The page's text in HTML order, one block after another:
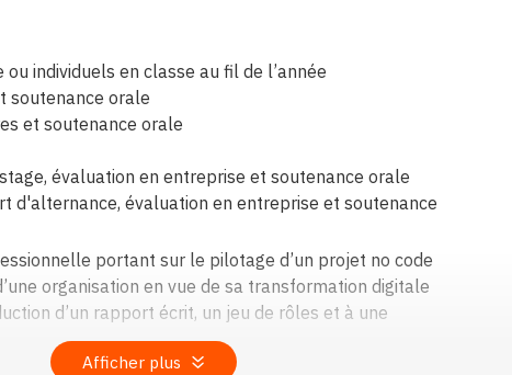
ou individuels en classe au fil de l’année
soutenance orale
et soutenance orale
évaluation en entreprise et soutenance orale
d'alternance, évaluation en entreprise et soutenance
portant sur le pilotage d’un projet no code
organisation en vue de sa transformation digitale
d’un rapport écrit, un jeu de rôles et à une
Afficher plus